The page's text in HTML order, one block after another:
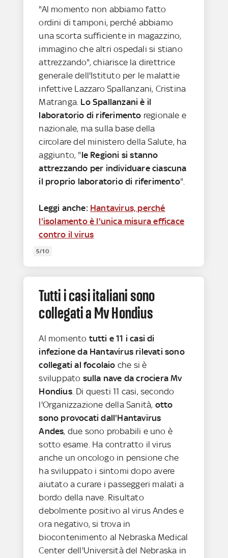
"Al momento non abbiamo fatto
ordini di tamponi, perché abbiamo
una scorta sufficiente in magazzino,
immagino che altri ospedali si stiano
attrezzando", chiarisce la direttrice
generale dell'Istituto per le malattie
infettive Lazzaro Spallanzani, Cristina
Matranga. Lo Spallanzani è il
laboratorio di riferimento regionale e
nazionale, ma sulla base della
circolare del ministero della Salute, ha
aggiunto, "le Regioni si stanno
attrezzando per individuare ciascuna
il proprio laboratorio di riferimento".
Leggi anche: Hantavirus, perché
l'isolamento è l'unica misura efficace
contro il virus
5/10
Tutti i casi italiani sono
collegati a Mv Hondius
Al momento tutti e 11 i casi di
infezione da Hantavirus rilevati sono
collegati al focolaio che si è
sviluppato sulla nave da crociera Mv
Hondius. Di questi 11 casi, secondo
l'Organizzazione della Sanità, otto
sono provocati dall'Hantavirus
Andes, due sono probabili e uno è
sotto esame. Ha contratto il virus
anche un oncologo in pensione che
ha sviluppato i sintomi dopo avere
aiutato a curare i passeggeri malati a
bordo della nave. Risultato
debolmente positivo al virus Andes e
ora negativo, si trova in
biocontenimento al Nebraska Medical
Center dell'Università del Nebraska in